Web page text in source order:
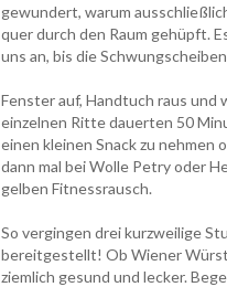
gewundert, warum
quer durch den Raum gehüpft.
uns an, bis die
Fenster auf, Handtuch raus und
einzelnen Ritte dauerten 50
einen kleinen Snack zu nehmen
dann mal bei Wolle Petry oder
gelben Fitnessrausch.
So vergingen drei kurzweilige
bereitgestellt! Ob Wiener
ziemlich gesund und lecker.